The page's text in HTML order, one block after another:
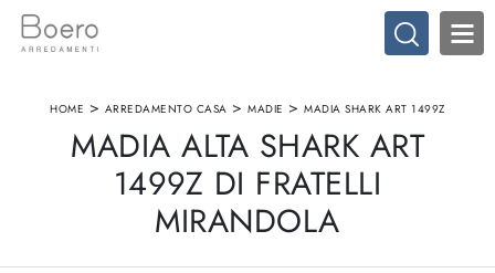
HOME > ARREDAMENTO CASA >MADIE >MADIA SHARK ART 1499Z
MADIA ALTA SHARK ART
1499Z DI FRATELLI
MIRANDOLA